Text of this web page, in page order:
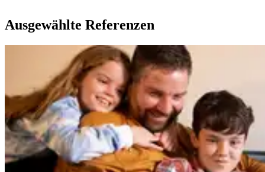
Ausgewählte Referenzen